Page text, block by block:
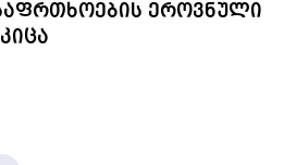
ეროვნული